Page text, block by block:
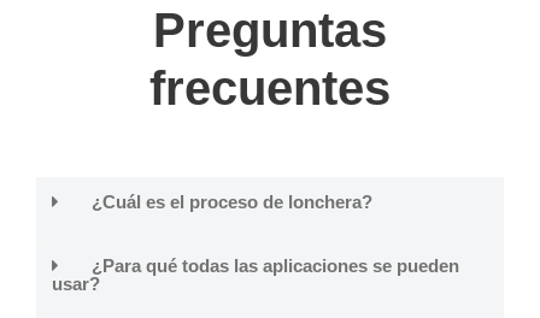
Preguntas
frecuentes
¿Cuál es el proceso de lonchera?
¿Para qué todas las aplicaciones se pueden
usar?